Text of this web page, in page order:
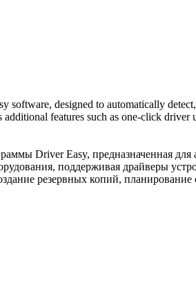
software, designed to automatically
features such as one-click
Driver Easy, предназначенная
поддерживая драйверы
резервных копий,